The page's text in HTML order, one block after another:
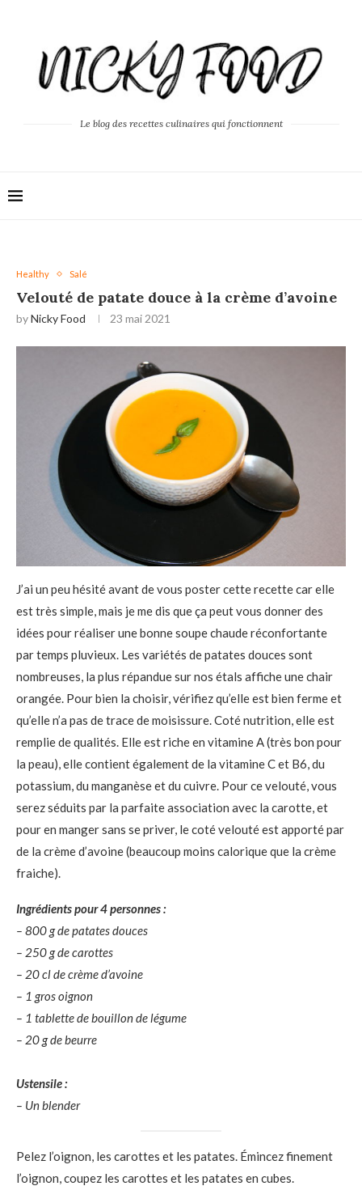
Le blog des recettes culinaires qui fonctionnent
Healthy Salé
Velouté de patate douce à la crème d’avoine
byNicky Food 23 mai 2021
J’ai un peu hésité avant de vous poster cette recette car elle
est très simple, mais je me dis que ça peut vous donner des
idées pour réaliser une bonne soupe chaude réconfortante
par temps pluvieux. Les variétés de patates douces sont
nombreuses, la plus répandue sur nos étals affiche une chair
orangée. Pour bien la choisir, vérifiez qu’elle est bien ferme et
qu’elle n’a pas de trace de moisissure. Coté nutrition, elle est
remplie de qualités. Elle est riche en vitamine A (très bon pour
la peau), elle contient également de la vitamine C et B6, du
potassium, du manganèse et du cuivre. Pour ce velouté, vous
serez séduits par la parfaite association avec la carotte, et
pour en manger sans se priver, le coté velouté est apporté par
de la crème d’avoine (beaucoup moins calorique que la crème
fraiche).
Ingrédients pour 4 personnes :
– 800 g de patates douces
– 250 g de carottes
– 20 cl de crème d’avoine
– 1 gros oignon
– 1 tablette de bouillon de légume
– 20 g de beurre
Ustensile :
– Un blender
Pelez l’oignon, les carottes et les patates. Émincez finement
l’oignon, coupez les carottes et les patates en cubes.